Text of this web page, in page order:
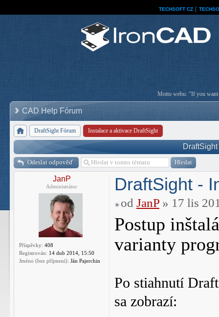
TECHSOFT CZ
Motto webu: "If you want
CAD Help Fórum
DraftSight Fórum Instalace a aktivace DraftSight
Odeslat odpověď
JanP
Administrátor
Příspěvky: 408
Registrován: 14 dub 2014, 15:50
Jméno (bez příjmení): Ján Pajerchin
DraftSight -
od JanP » 17 lis
Postup
varianty
Po stiahnutí
sa zobrazí: